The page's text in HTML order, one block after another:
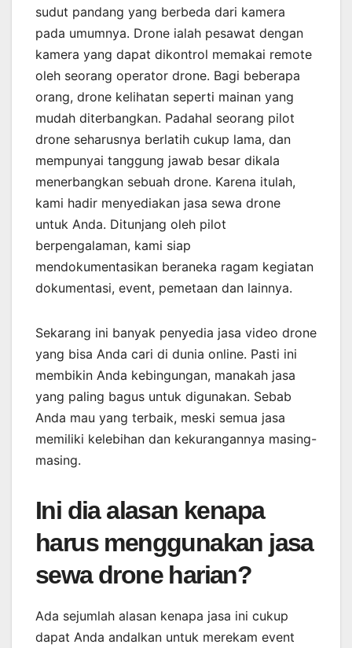
sudut pandang yang berbeda dari kamera
pada umumnya. Drone ialah pesawat dengan
kamera yang dapat dikontrol memakai remote
oleh seorang operator drone. Bagi beberapa
orang, drone kelihatan seperti mainan yang
mudah diterbangkan. Padahal seorang pilot
drone seharusnya berlatih cukup lama, dan
mempunyai tanggung jawab besar dikala
menerbangkan sebuah drone. Karena itulah,
kami hadir menyediakan jasa sewa drone
untuk Anda. Ditunjang oleh pilot
berpengalaman, kami siap
mendokumentasikan beraneka ragam kegiatan
dokumentasi, event, pemetaan dan lainnya.
Sekarang ini banyak penyedia jasa video drone
yang bisa Anda cari di dunia online. Pasti ini
membikin Anda kebingungan, manakah jasa
yang paling bagus untuk digunakan. Sebab
Anda mau yang terbaik, meski semua jasa
memiliki kelebihan dan kekurangannya masing-
masing.
Ini dia alasan kenapa
harus menggunakan jasa
sewa drone harian?
Ada sejumlah alasan kenapa jasa ini cukup
dapat Anda andalkan untuk merekam event